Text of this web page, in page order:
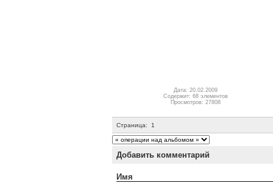
Дата: 20.02.2009
Содержит: 68 элементов
Просмотров: 27808
Страница: 1
Добавить комментарий
Имя